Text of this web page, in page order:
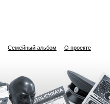
Семейный альбом О проекте